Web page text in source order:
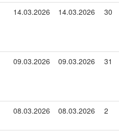
14.03.2026 14.03.2026 30
09.03.2026 09.03.2026 31
08.03.2026 08.03.2026 2